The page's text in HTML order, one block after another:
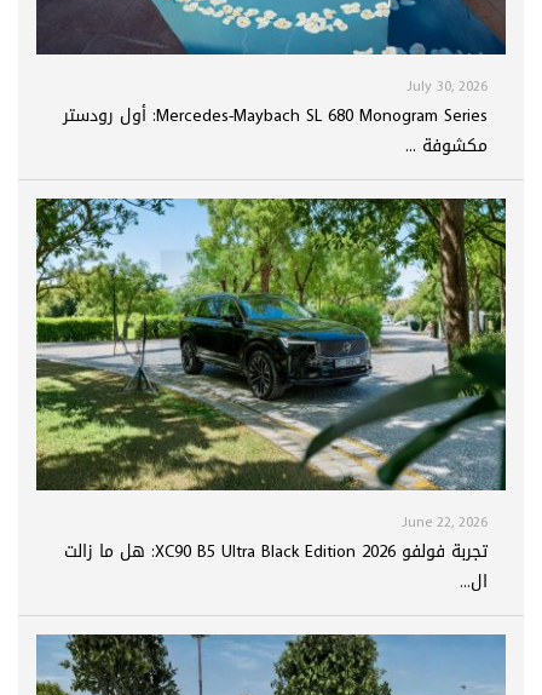
July 30, 2026
Mercedes-Maybach SL 680 Monogram Series: أول رودستر
مكشوفة ...
June 22, 2026
تجربة فولفو XC90 B5 Ultra Black Edition 2026: هل ما زالت
ال...